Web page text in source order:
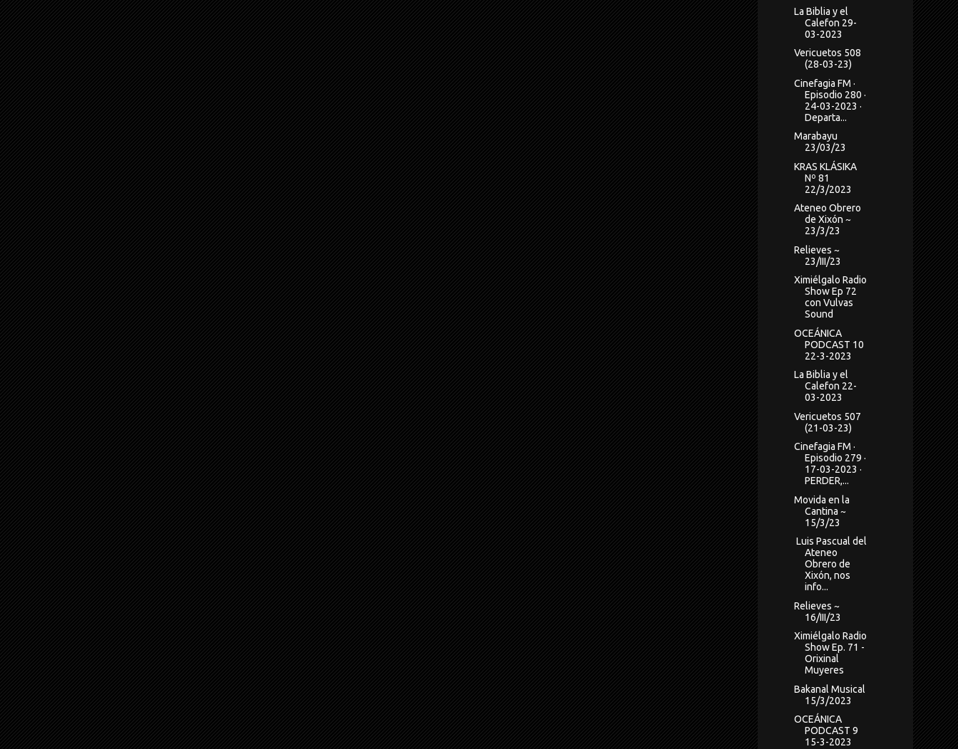
La Biblia y el
Calefon 29-
03-2023
Vericuetos 508
(28-03-23)
Cinefagia FM ·
Episodio 280 ·
24-03-2023 ·
Departa...
Marabayu
23/03/23
KRAS KLÁSIKA
Nº 81
22/3/2023
Ateneo Obrero
de Xixón ~
23/3/23
Relieves ~
23/III/23
Ximiélgalo Radio
Show Ep 72
con Vulvas
Sound
OCEÁNICA
PODCAST 10
22-3-2023
La Biblia y el
Calefon 22-
03-2023
Vericuetos 507
(21-03-23)
Cinefagia FM ·
Episodio 279 ·
17-03-2023 ·
PERDER,...
Movida en la
Cantina ~
15/3/23
Luis Pascual del
Ateneo
Obrero de
Xixón, nos
info...
Relieves ~
16/III/23
Ximiélgalo Radio
Show Ep. 71 -
Orixinal
Muyeres
Bakanal Musical
15/3/2023
OCEÁNICA
PODCAST 9
15-3-2023